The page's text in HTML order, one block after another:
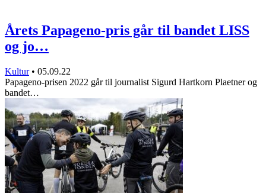
Årets Papageno-pris går til bandet LISS
og jo…
Kultur • 05.09.22
Papageno-prisen 2022 går til journalist Sigurd Hartkorn Plaetner og
bandet…